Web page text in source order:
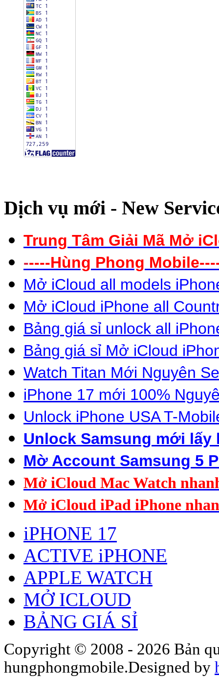
Dịch vụ mới - New
Trung Tâm Giải Mã Mở
-----Hùng Phong
Mở iCloud all models
Mở iCloud iPhone all
Bảng giá sỉ unlock all
Bảng giá sỉ Mở iCloud
Watch Titan Mới Nguyên
iPhone 17 mới 100%
Unlock iPhone USAT-
Unlock Samsung mới
Mờ Account Samsung 5
Mở iCloud Mac Watch
Mở iCloud iPad iPhone
iPHONE 17
ACTIVE iPHONE
APPLE WATCH
MỞ ICLOUD
BẢNG GIÁ SỈ
Copyright © 2008 - 2026 Bản
hungphongmobile.Designed by